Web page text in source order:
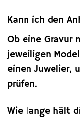
Kann ich den
Ob eine Gravur
jeweiligen
einen Juwelier,
prüfen.
Wie lange hält